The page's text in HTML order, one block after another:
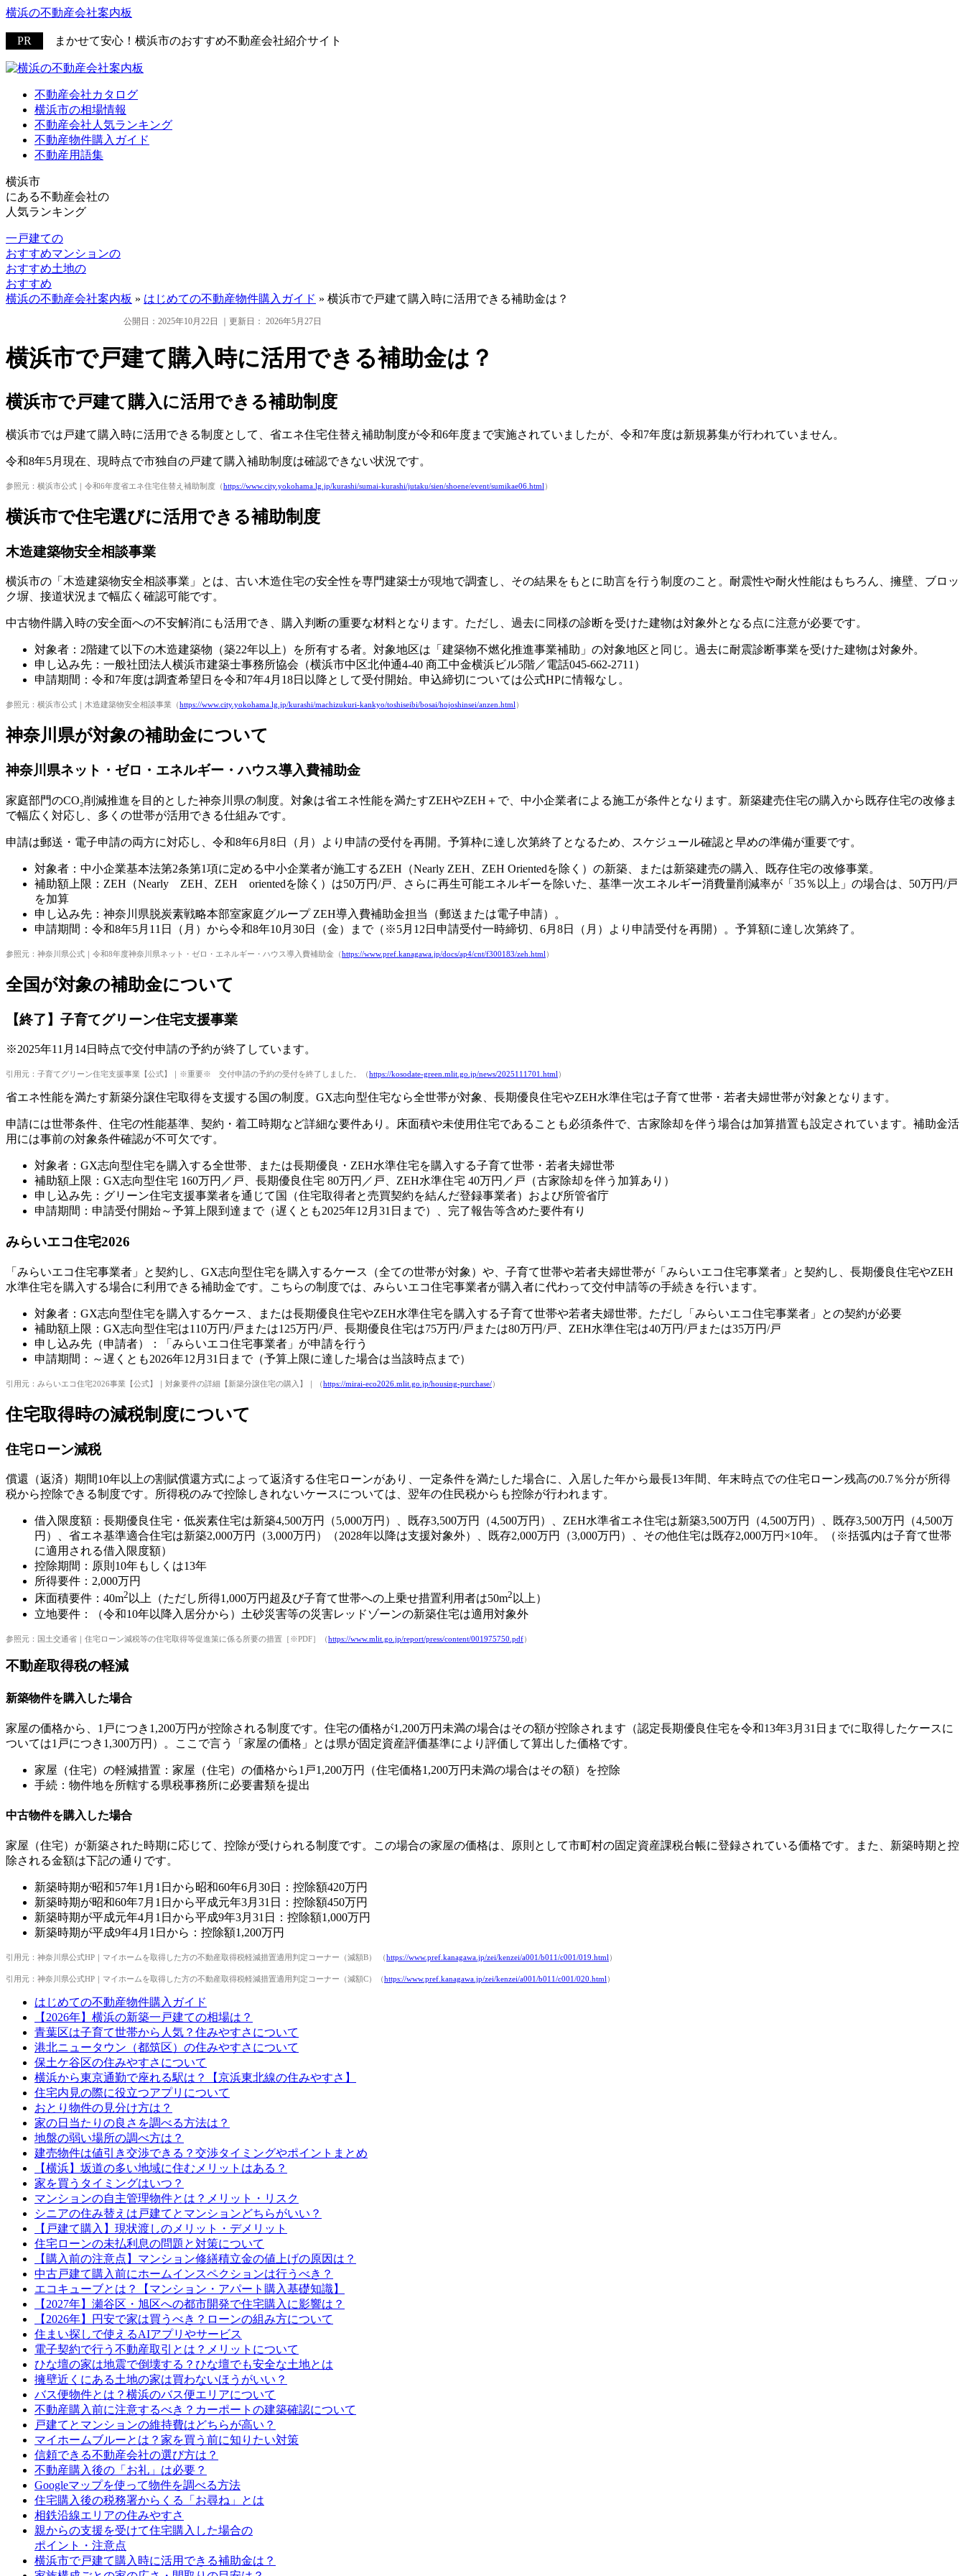
横浜の不動産会社案内板
まかせて安心！横浜市のおすすめ不動産会社紹介サイト
不動産会社カタログ
横浜市の相場情報
不動産会社人気ランキング
不動産物件購入ガイド
不動産用語集
横浜市
にある不動産会社の
人気ランキング
一戸建ての
おすすめマンションの
おすすめ土地の
おすすめ
横浜の不動産会社案内板 » はじめての不動産物件購入ガイド » 横浜市で戸建て購入時に活用できる補助金は？
公開日： 2025年10月22日 ｜更新日： 2026年5月27日
横浜市で戸建て購入時に活用できる補助金は？
横浜市で戸建て購入に活用できる補助制度
横浜市では戸建て購入時に活用できる制度として、省エネ住宅住替え補助制度が令和6年度まで実施されていましたが、令和7年度は新規募集が行われていません。
令和8年5月現在、現時点で市独自の戸建て購入補助制度は確認できない状況です。
参照元：横浜市公式｜令和6年度省エネ住宅住替え補助制度（https://www.city.yokohama.lg.jp/kurashi/sumai-kurashi/jutaku/sien/shoene/event/sumikae06.html ）
横浜市で住宅選びに活用できる補助制度
木造建築物安全相談事業
横浜市の「木造建築物安全相談事業」とは、古い木造住宅の安全性を専門建築士が現地で調査し、その結果をもとに助言を行う制度のこと。耐震性や耐火性能はもちろん、擁壁、ブロッ
ク塀、接道状況まで幅広く確認可能です。
中古物件購入時の安全面への不安解消にも活用でき、購入判断の重要な材料となります。ただし、過去に同様の診断を受けた建物は対象外となる点に注意が必要です。
対象者：2階建て以下の木造建築物（築22年以上）を所有する者。対象地区は「建築物不燃化推進事業補助」の対象地区と同じ。過去に耐震診断事業を受けた建物は対象外。
申し込み先：一般社団法人横浜市建築士事務所協会（横浜市中区北仲通4-40 商工中金横浜ビル5階／電話045-662-2711）
申請期間：令和7年度は調査希望日を令和7年4月18日以降として受付開始。申込締切については公式HPに情報なし。
参照元：横浜市公式｜木造建築物安全相談事業（https://www.city.yokohama.lg.jp/kurashi/machizukuri-kankyo/toshiseibi/bosai/hojoshinsei/anzen.html ）
神奈川県が対象の補助金について
神奈川県ネット・ゼロ・エネルギー・ハウス導入費補助金
家庭部門のCO₂削減推進を目的とした神奈川県の制度。対象は省エネ性能を満たすZEHやZEH＋で、中小企業者による施工が条件となります。新築建売住宅の購入から既存住宅の改修ま
で幅広く対応し、多くの世帯が活用できる仕組みです。
申請は郵送・電子申請の両方に対応し、令和8年6月8日（月）より申請の受付を再開。予算枠に達し次第終了となるため、スケジュール確認と早めの準備が重要です。
対象者：中小企業基本法第2条第1項に定める中小企業者が施工するZEH（Nearly ZEH、ZEH Orientedを除く）の新築、または新築建売の購入、既存住宅の改修事業。
補助額上限：ZEH（Nearly ZEH、ZEH orientedを除く）は50万円/戸、さらに再生可能エネルギーを除いた、基準一次エネルギー消費量削減率が「35％以上」の場合は、50万円/戸
を加算
申し込み先：神奈川県脱炭素戦略本部室家庭グループ ZEH導入費補助金担当（郵送または電子申請）。
申請期間：令和8年5月11日（月）から令和8年10月30日（金）まで（※5月12日申請受付一時締切、6月8日（月）より申請受付を再開）。予算額に達し次第終了。
参照元：神奈川県公式｜令和8年度神奈川県ネット・ゼロ・エネルギー・ハウス導入費補助金（https://www.pref.kanagawa.jp/docs/ap4/cnt/f300183/zeh.html ）
全国が対象の補助金について
【終了】子育てグリーン住宅支援事業
※2025年11月14日時点で交付申請の予約が終了しています。
引用元：子育てグリーン住宅支援事業【公式】｜※重要※ 交付申請の予約の受付を終了しました。（https://kosodate-green.mlit.go.jp/news/2025111701.html ）
省エネ性能を満たす新築分譲住宅取得を支援する国の制度。GX志向型住宅なら全世帯が対象、長期優良住宅やZEH水準住宅は子育て世帯・若者夫婦世帯が対象となります。
申請には世帯条件、住宅の性能基準、契約・着工時期など詳細な要件あり。床面積や未使用住宅であることも必須条件で、古家除却を伴う場合は加算措置も設定されています。補助金活
用には事前の対象条件確認が不可欠です。
対象者：GX志向型住宅を購入する全世帯、または長期優良・ZEH水準住宅を購入する子育て世帯・若者夫婦世帯
補助額上限：GX志向型住宅 160万円／戸、長期優良住宅 80万円／戸、ZEH水準住宅 40万円／戸（古家除却を伴う加算あり）
申し込み先：グリーン住宅支援事業者を通じて国（住宅取得者と売買契約を結んだ登録事業者）および所管省庁
申請期間：申請受付開始～予算上限到達まで（遅くとも2025年12月31日まで）、完了報告等含めた要件有り
みらいエコ住宅2026
「みらいエコ住宅事業者」と契約し、GX志向型住宅を購入するケース（全ての世帯が対象）や、子育て世帯や若者夫婦世帯が「みらいエコ住宅事業者」と契約し、長期優良住宅やZEH
水準住宅を購入する場合に利用できる補助金です。こちらの制度では、みらいエコ住宅事業者が購入者に代わって交付申請等の手続きを行います。
対象者：GX志向型住宅を購入するケース、または長期優良住宅やZEH水準住宅を購入する子育て世帯や若者夫婦世帯。ただし「みらいエコ住宅事業者」との契約が必要
補助額上限：GX志向型住宅は110万円/戸または125万円/戸、長期優良住宅は75万円/戸または80万円/戸、ZEH水準住宅は40万円/戸または35万円/戸
申し込み先（申請者）：「みらいエコ住宅事業者」が申請を行う
申請期間：～遅くとも2026年12月31日まで（予算上限に達した場合は当該時点まで）
引用元：みらいエコ住宅2026事業【公式】｜対象要件の詳細【新築分譲住宅の購入】｜（https://mirai-eco2026.mlit.go.jp/housing-purchase/）
住宅取得時の減税制度について
住宅ローン減税
償還（返済）期間10年以上の割賦償還方式によって返済する住宅ローンがあり、一定条件を満たした場合に、入居した年から最長13年間、年末時点での住宅ローン残高の0.7％分が所得
税から控除できる制度です。所得税のみで控除しきれないケースについては、翌年の住民税からも控除が行われます。
借入限度額：長期優良住宅・低炭素住宅は新築4,500万円（5,000万円）、既存3,500万円（4,500万円）、ZEH水準省エネ住宅は新築3,500万円（4,500万円）、既存3,500万円（4,500万
円）、省エネ基準適合住宅は新築2,000万円（3,000万円）（2028年以降は支援対象外）、既存2,000万円（3,000万円）、その他住宅は既存2,000万円×10年。（※括弧内は子育て世帯
に適用される借入限度額）
控除期間：原則10年もしくは13年
所得要件：2,000万円
床面積要件：40m2以上（ただし所得1,000万円超及び子育て世帯への上乗せ措置利用者は50m2以上）
立地要件：（令和10年以降入居分から）土砂災害等の災害レッドゾーンの新築住宅は適用対象外
参照元：国土交通省｜住宅ローン減税等の住宅取得等促進策に係る所要の措置［※PDF］（https://www.mlit.go.jp/report/press/content/001975750.pdf）
不動産取得税の軽減
新築物件を購入した場合
家屋の価格から、1戸につき1,200万円が控除される制度です。住宅の価格が1,200万円未満の場合はその額が控除されます（認定長期優良住宅を令和13年3月31日までに取得したケースに
ついては1戸につき1,300万円）。ここで言う「家屋の価格」とは県が固定資産評価基準により評価して算出した価格です。
家屋（住宅）の軽減措置：家屋（住宅）の価格から1戸1,200万円（住宅価格1,200万円未満の場合はその額）を控除
手続：物件地を所轄する県税事務所に必要書類を提出
中古物件を購入した場合
家屋（住宅）が新築された時期に応じて、控除が受けられる制度です。この場合の家屋の価格は、原則として市町村の固定資産課税台帳に登録されている価格です。また、新築時期と控
除される金額は下記の通りです。
新築時期が昭和57年1月1日から昭和60年6月30日：控除額420万円
新築時期が昭和60年7月1日から平成元年3月31日：控除額450万円
新築時期が平成元年4月1日から平成9年3月31日：控除額1,000万円
新築時期が平成9年4月1日から：控除額1,200万円
引用元：神奈川県公式HP｜マイホームを取得した方の不動産取得税軽減措置適用判定コーナー（減額B） （https://www.pref.kanagawa.jp/zei/kenzei/a001/b011/c001/019.html）
引用元：神奈川県公式HP｜マイホームを取得した方の不動産取得税軽減措置適用判定コーナー（減額C）（https://www.pref.kanagawa.jp/zei/kenzei/a001/b011/c001/020.html）
はじめての不動産物件購入ガイド
【2026年】横浜の新築一戸建ての相場は？
青葉区は子育て世帯から人気？住みやすさについて
港北ニュータウン（都筑区）の住みやすさについて
保土ケ谷区の住みやすさについて
横浜から東京通勤で座れる駅は？【京浜東北線の住みやすさ】
住宅内見の際に役立つアプリについて
おとり物件の見分け方は？
家の日当たりの良さを調べる方法は？
地盤の弱い場所の調べ方は？
建売物件は値引き交渉できる？交渉タイミングやポイントまとめ
【横浜】坂道の多い地域に住むメリットはある？
家を買うタイミングはいつ？
マンションの自主管理物件とは？メリット・リスク
シニアの住み替えは戸建てとマンションどちらがいい？
【戸建て購入】現状渡しのメリット・デメリット
住宅ローンの未払利息の問題と対策について
【購入前の注意点】マンション修繕積立金の値上げの原因は？
中古戸建て購入前にホームインスペクションは行うべき？
エコキューブとは？【マンション・アパート購入基礎知識】
【2027年】瀬谷区・旭区への都市開発で住宅購入に影響は？
【2026年】円安で家は買うべき？ローンの組み方について
住まい探しで使えるAIアプリやサービス
電子契約で行う不動産取引とは？メリットについて
ひな壇の家は地震で倒壊する？ひな壇でも安全な土地とは
擁壁近くにある土地の家は買わないほうがいい？
バス便物件とは？横浜のバス便エリアについて
不動産購入前に注意するべき？カーポートの建築確認について
戸建てとマンションの維持費はどちらが高い？
マイホームブルーとは？家を買う前に知りたい対策
信頼できる不動産会社の選び方は？
不動産購入後の「お礼」は必要？
Googleマップを使って物件を調べる方法
住宅購入後の税務署からくる「お尋ね」とは
相鉄沿線エリアの住みやすさ
親からの支援を受けて住宅購入した場合の
ポイント・注意点
横浜市で戸建て購入時に活用できる補助金は？